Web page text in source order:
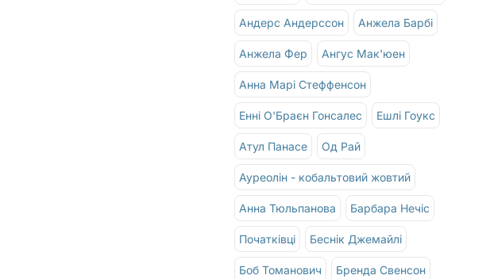
Андерс Андерссон Анжела Барбі
Анжела Фер Ангус Мак'юен
Анна Марі Стеффенсон
Енні О'Браєн Гонсалес Ешлі Гоукс
Атул Панасе Од Рай
Ауреолін - кобальтовий жовтий
Анна Тюльпанова Барбара Нечіс
Початківці Беснік Джемайлі
Боб Томанович Бренда Свенсон